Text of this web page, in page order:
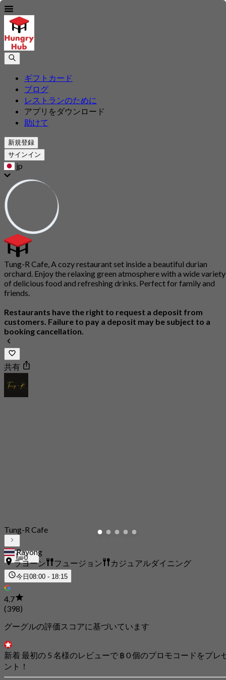
ギフトカード
ブログ
レストランのために
アプリをダウンロード
助けて
新規登録
サインイン
jp
Tung-R Cafe, A cozy restaurant set inside a beautiful durian
orchard. Enjoy the relaxing green atmosphere with a wide variety
of delicious food and refreshing drinks. Perfect for family and
friends.
Restaurants have the right to request a deposit from
customers. Failure to pay a deposit may be subject to a
booking cancellation.
共有
0
Tung-R Cafe
Rayong
ラヨーン
フュージョン カジュアルダイニング
今日 08:00 - 18:15
4.7
(398)
グーグルの評価スコアに基づいています
新着 最初の 5 名様のレビューで ฿ 0 個のプロモコードをプレ
ント！